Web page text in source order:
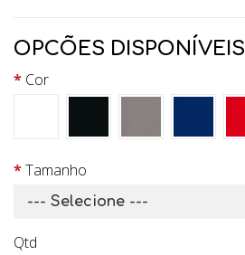
OPCÕES DISPONÍVEIS
Cor
Tamanho
Qtd